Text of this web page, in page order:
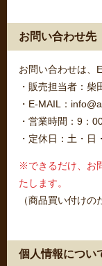
お問い合わせ先
お問い合わせは、
・販売担当者：柴
・E-MAIL：
・営業時間：9：
・定休日：土・日
※できるだけ、お
たします。
（商品買い付けの
個人情報につい